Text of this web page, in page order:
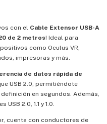
con el Cable Extensor USB-A
de 2 metros! Ideal para
como Oculus VR,
impresoras y más.
de datos rápida de
USB 2.0, permitiéndote
en segundos. Además,
2.0, 1.1 y 1.0.
cuenta con conductores de